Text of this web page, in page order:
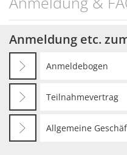
Anmeldung etc.
Anmeldebogen
Teilnahmevertrag
Allgemeine